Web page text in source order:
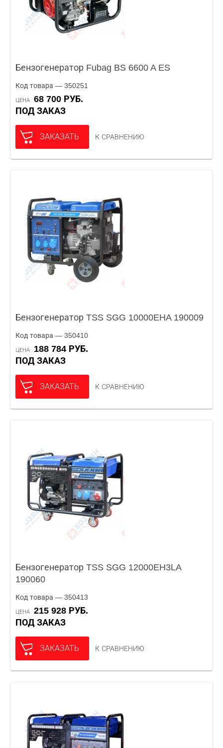
Бензогенератор Fubag BS 6600 A ES
Код товара — 350251
ЦЕНА
68 700 РУБ.
ПОД ЗАКАЗ
ЗАКАЗАТЬ К СРАВНЕНИЮ
Бензогенератор TSS SGG 10000EHA 190009
Код товара — 350410
ЦЕНА
188 784 РУБ.
ПОД ЗАКАЗ
ЗАКАЗАТЬ К СРАВНЕНИЮ
Бензогенератор TSS SGG 12000EH3LA
190060
Код товара — 350413
ЦЕНА
215 928 РУБ.
ПОД ЗАКАЗ
ЗАКАЗАТЬ К СРАВНЕНИЮ